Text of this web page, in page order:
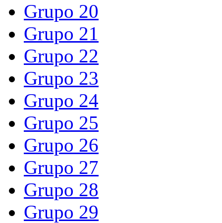
Grupo 20
Grupo 21
Grupo 22
Grupo 23
Grupo 24
Grupo 25
Grupo 26
Grupo 27
Grupo 28
Grupo 29